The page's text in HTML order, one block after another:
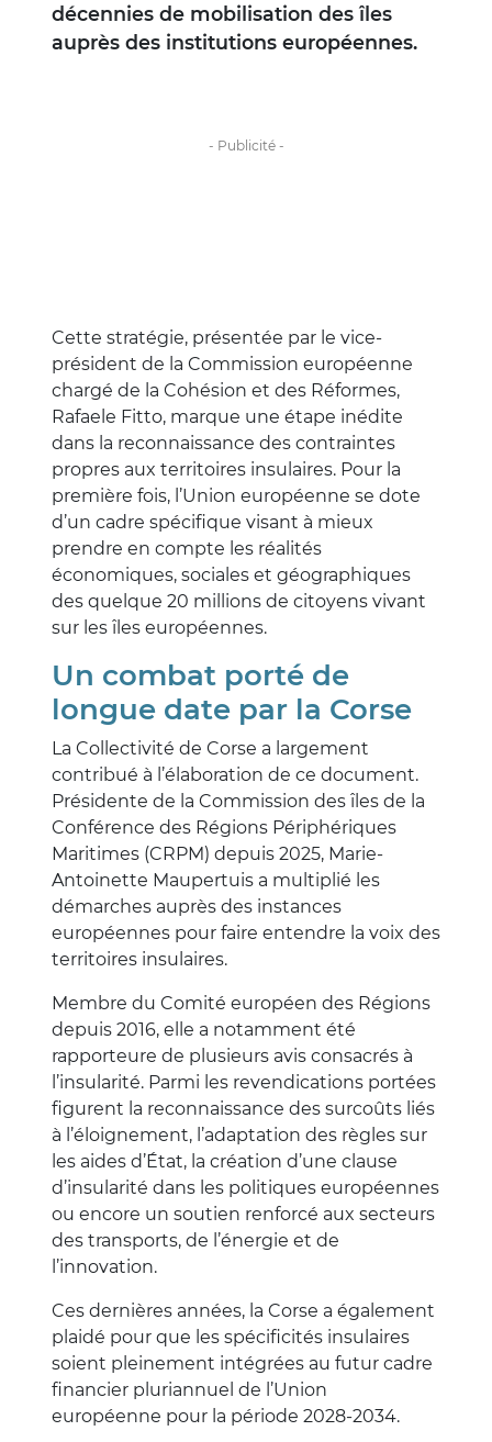
décennies de mobilisation des îles
auprès des institutions européennes.
Cette stratégie, présentée par le vice-
président de la Commission européenne
chargé de la Cohésion et des Réformes,
Rafaele Fitto, marque une étape inédite
dans la reconnaissance des contraintes
propres aux territoires insulaires. Pour la
première fois, l’Union européenne se dote
d’un cadre spécifique visant à mieux
prendre en compte les réalités
économiques, sociales et géographiques
des quelque 20 millions de citoyens vivant
sur les îles européennes.
Un combat porté de
longue date par la Corse
La Collectivité de Corse a largement
contribué à l’élaboration de ce document.
Présidente de la Commission des îles de la
Conférence des Régions Périphériques
Maritimes (CRPM) depuis 2025, Marie-
Antoinette Maupertuis a multiplié les
démarches auprès des instances
européennes pour faire entendre la voix des
territoires insulaires.
Membre du Comité européen des Régions
depuis 2016, elle a notamment été
rapporteure de plusieurs avis consacrés à
l’insularité. Parmi les revendications portées
figurent la reconnaissance des surcoûts liés
à l’éloignement, l’adaptation des règles sur
les aides d’État, la création d’une clause
d’insularité dans les politiques européennes
ou encore un soutien renforcé aux secteurs
des transports, de l’énergie et de
l’innovation.
Ces dernières années, la Corse a également
plaidé pour que les spécificités insulaires
soient pleinement intégrées au futur cadre
financier pluriannuel de l’Union
européenne pour la période 2028-2034.